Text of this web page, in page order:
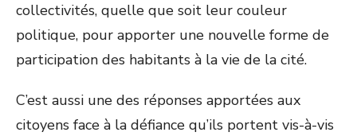
collectivités, quelle que soit leur couleur
politique, pour apporter une nouvelle forme de
participation des habitants à la vie de la cité.
C’est aussi une des réponses apportées aux
citoyens face à la défiance qu’ils portent vis-à-vis